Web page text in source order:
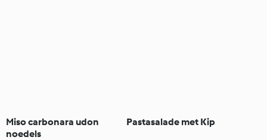
Miso carbonara udon
noedels
Pastasalade met Kip